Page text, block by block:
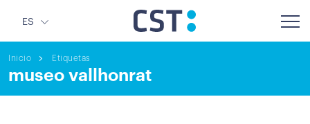
ES
Inicio Etiquetas
museo vallhonrat